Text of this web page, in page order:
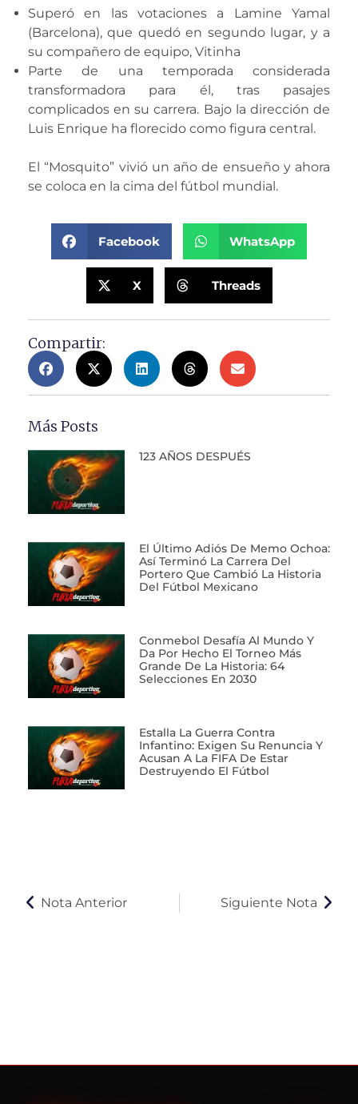
Superó en las votaciones a Lamine Yamal
(Barcelona), que quedó en segundo lugar, y a
su compañero de equipo, Vitinha
Parte de una temporada considerada
transformadora para él, tras pasajes
complicados en su carrera. Bajo la dirección de
Luis Enrique ha florecido como figura central.
El “Mosquito” vivió un año de ensueño y ahora
se coloca en la cima del fútbol mundial.
Facebook WhatsApp
X Threads
Compartir:
Más Posts
123 AÑOS DESPUÉS
El Último Adiós De Memo Ochoa:
Así Terminó La Carrera Del
Portero Que Cambió La Historia
Del Fútbol Mexicano
Conmebol Desafía Al Mundo Y
Da Por Hecho El Torneo Más
Grande De La Historia: 64
Selecciones En 2030
Estalla La Guerra Contra
Infantino: Exigen Su Renuncia Y
Acusan A La FIFA De Estar
Destruyendo El Fútbol
Nota Anterior Siguiente Nota